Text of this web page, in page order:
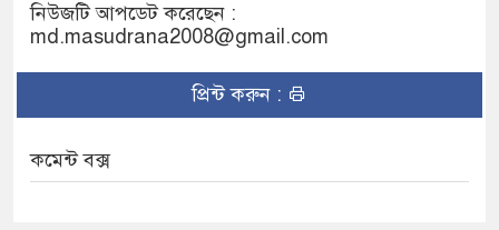
নিউজটি আপডেট করেছেন :
md.masudrana2008@gmail.com
প্রিন্ট করুন :
কমেন্ট বক্স